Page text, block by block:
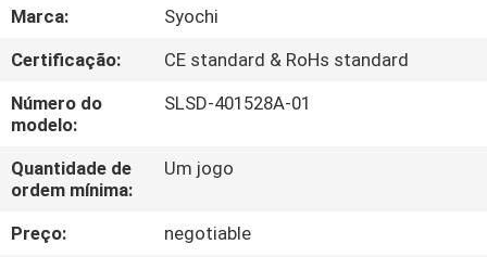
EXCURSÃO
DA
FÁBRICA
CONTROLE
DA
QUALIDADE
Marca:
Syochi
Certificação:
CE standard & RoHs standard
Número do
modelo:
SLSD-401528A-01
Quantidade de
ordem mínima:
Um jogo
Preço:
negotiable